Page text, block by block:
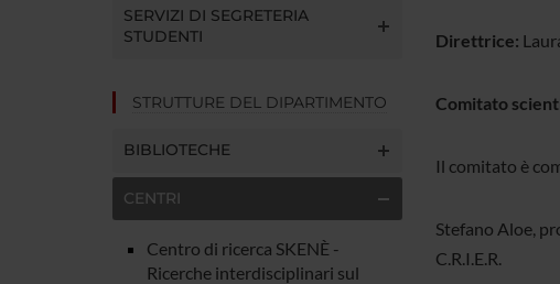
SERVIZI DI SEGRETERIA
STUDENTI
STRUTTURE DEL DIPARTIMENTO
BIBLIOTECHE
CENTRI
Centro di ricerca SKENÈ -
Ricerche interdisciplinari sul
Direttrice:
Comitato
Il comitato è
Stefano Aloe,
C.R.I.E.R.